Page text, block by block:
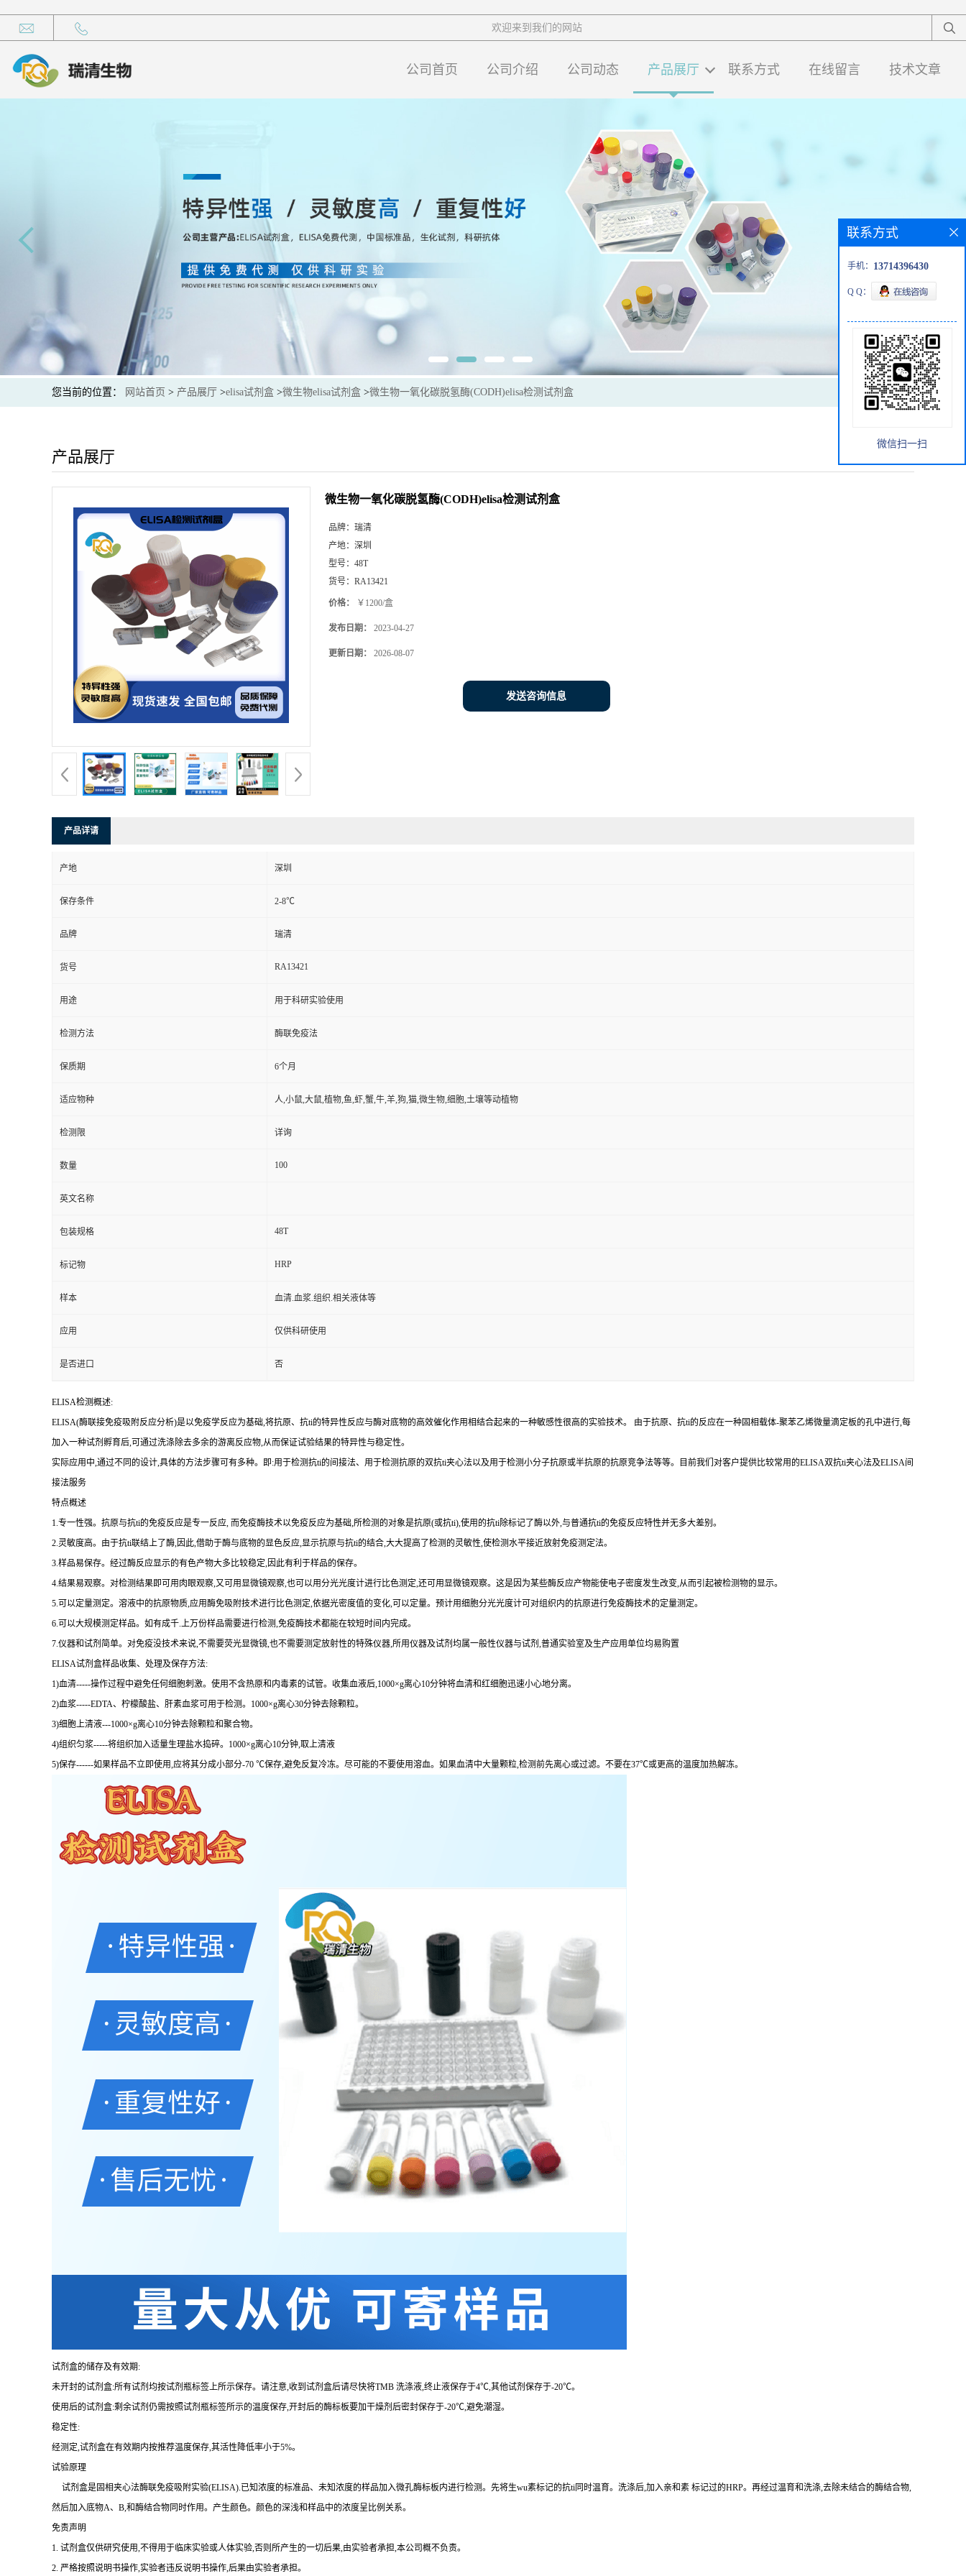
欢迎来到我们的网站
公司首页 公司介绍 公司动态 产品展厅 联系方式 在线留言 技术文章
您当前的位置： 网站首页 > 产品展厅 >elisa试剂盒 >微生物elisa试剂盒 >微生物一氧化碳脱氢酶(CODH)elisa检测试剂盒
产品展厅
微生物一氧化碳脱氢酶(CODH)elisa检测试剂盒
品牌： 瑞清
产地： 深圳
型号： 48T
货号： RA13421
价格： ￥1200/盒
发布日期： 2023-04-27
更新日期： 2026-08-07
发送咨询信息
产品详请
产地 深圳
保存条件 2-8℃
品牌 瑞清
货号 RA13421
用途 用于科研实验使用
检测方法 酶联免疫法
保质期 6个月
适应物种 人,小鼠,大鼠,植物,鱼,虾,蟹,牛,羊,狗,猫,微生物,细胞,土壤等动植物
检测限 详询
数量 100
英文名称
包装规格 48T
标记物 HRP
样本 血清.血浆.组织.相关液体等
应用 仅供科研使用
是否进口 否
ELISA检测概述:
ELISA(酶联接免疫吸附反应分析)是以免疫学反应为基础,将抗原、 抗ti的特异性反应与酶对底物的高效催化作用相结合起来的一种敏感性很高的实验技术。 由于抗原、 抗ti的反应在一种固相载体-聚苯乙烯微量滴定板的孔中进行,每
加入一种试剂孵育后,可通过洗涤除去多余的游离反应物,从而保证试验结果的特异性与稳定性。
实际应用中,通过不同的设计,具体的方法步骤可有多种。即:用于检测抗ti的间接法、用于检测抗原的双抗ti夹心法以及用于检测小分子抗原或半抗原的抗原竞争法等等。目前我们对客户提供比较常用的ELISA双抗ti夹心法及ELISA间
接法服务
特点概述
1.专一性强。抗原与抗ti的免疫反应是专一反应, 而免疫酶技术以免疫反应为基础,所检测的对象是抗原(或抗ti),使用的抗ti除标记了酶以外,与普通抗ti的免疫反应特性并无多大差别。
2.灵敏度高。由于抗ti联结上了酶,因此,借助于酶与底物的显色反应,显示抗原与抗ti的结合,大大提高了检测的灵敏性,使检测水平接近放射免疫测定法。
3.样品易保存。经过酶反应显示的有色产物大多比较稳定,因此有利于样品的保存。
4.结果易观察。对检测结果即可用肉眼观察,又可用显微镜观察,也可以用分光光度计进行比色测定,还可用显微镜观察。这是因为某些酶反应产物能使电子密度发生改变,从而引起被检测物的显示。
5.可以定量测定。溶液中的抗原物质,应用酶免吸附技术进行比色测定,依据光密度值的变化,可以定量。预计用细胞分光光度计可对组织内的抗原进行免疫酶技术的定量测定。
6.可以大规模测定样品。如有成千.上万份样品需要进行检测,免疫酶技术都能在较短时间内完成。
7.仪器和试剂简单。对免疫没技术来说,不需要荧光显微镜,也不需要测定放射性的特殊仪器,所用仪器及试剂均属一般性仪器与试剂,普通实验室及生产应用单位均易购置
ELISA试剂盒样品收集、处理及保存方法:
1)血清-----操作过程中避免任何细胞刺激。使用不含热原和内毒素的试管。收集血液后,1000×g离心10分钟将血清和红细胞迅速小心地分离。
2)血浆-----EDTA、柠檬酸盐、肝素血浆可用于检测。1000×g离心30分钟去除颗粒。
3)细胞上清液---1000×g离心10分钟去除颗粒和聚合物。
4)组织匀浆-----将组织加入适量生理盐水捣碎。1000×g离心10分钟,取上清液
5)保存------如果样品不立即使用,应将其分成小部分-70 ℃保存,避免反复冷冻。尽可能的不要使用溶血。如果血清中大量颗粒,检测前先离心或过滤。不要在37℃或更高的温度加热解冻。
试剂盒的储存及有效期:
未开封的试剂盒:所有试剂均按试剂瓶标签上所示保存。请注意,收到试剂盒后请尽快将TMB 洗涤液,终止液保存于4℃,其他试剂保存于-20℃。
使用后的试剂盒:剩余试剂仍需按照试剂瓶标签所示的温度保存,开封后的酶标板要加干燥剂后密封保存于-20℃,避免潮湿。
稳定性:
经测定,试剂盒在有效期内按推荐温度保存,其活性降低率小于5%。
试验原理
试剂盒是固相夹心法酶联免疫吸附实验(ELISA).已知浓度的标准品、未知浓度的样品加入微孔酶标板内进行检测。先将生wu素标记的抗ti 同时温育。洗涤后,加入亲和素 标记过的HRP。再经过温育和洗涤,去除未结合的酶结合物,
然后加入底物A、B,和酶结合物同时作用。产生颜色。颜色的深浅和样品中的浓度呈比例关系。
免责声明
1. 试剂盒仅供研究使用,不得用于临床实验或人体实验,否则所产生的一切后果,由实验者承担,本公司概不负责。
2. 严格按照说明书操作,实验者违反说明书操作,后果由实验者承担。
联系方式
手机： 13714396430
Q Q：
微信扫一扫